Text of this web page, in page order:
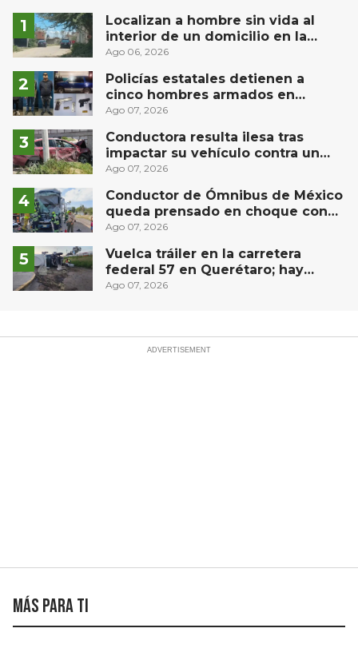
Localizan a hombre sin vida al
interior de un domicilio en la
comunidad El Rodeo, San Juan del
Ago 06, 2026
Policías estatales detienen a
cinco hombres armados en
Puebla capital
Ago 07, 2026
Conductora resulta ilesa tras
impactar su vehículo contra un
muro en Huimilpan
Ago 07, 2026
Conductor de Ómnibus de México
queda prensado en choque con
materialista en San Juan del Río
Ago 07, 2026
Vuelca tráiler en la carretera
federal 57 en Querétaro; hay
derrame de combustible
Ago 07, 2026
Más para ti